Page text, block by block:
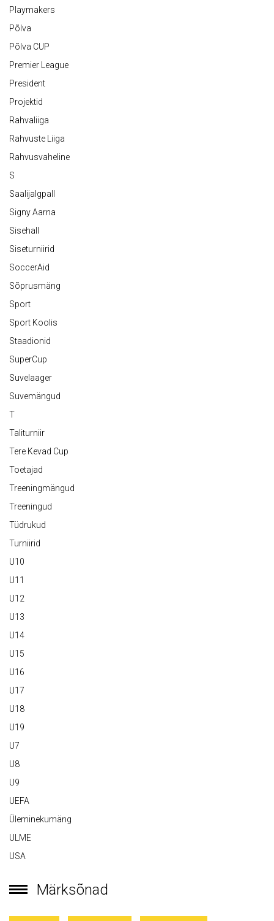
Playmakers
Põlva
Põlva CUP
Premier League
President
Projektid
Rahvaliiga
Rahvuste Liiga
Rahvusvaheline
S
Saalijalgpall
Signy Aarna
Sisehall
Siseturniirid
SoccerAid
Sõprusmäng
Sport
Sport Koolis
Staadionid
SuperCup
Suvelaager
Suvemängud
T
Taliturniir
Tere Kevad Cup
Toetajad
Treeningmängud
Treeningud
Tüdrukud
Turniirid
U10
U11
U12
U13
U14
U15
U16
U17
U18
U19
U7
U8
U9
UEFA
Üleminekumäng
ULME
USA
Märksõnad